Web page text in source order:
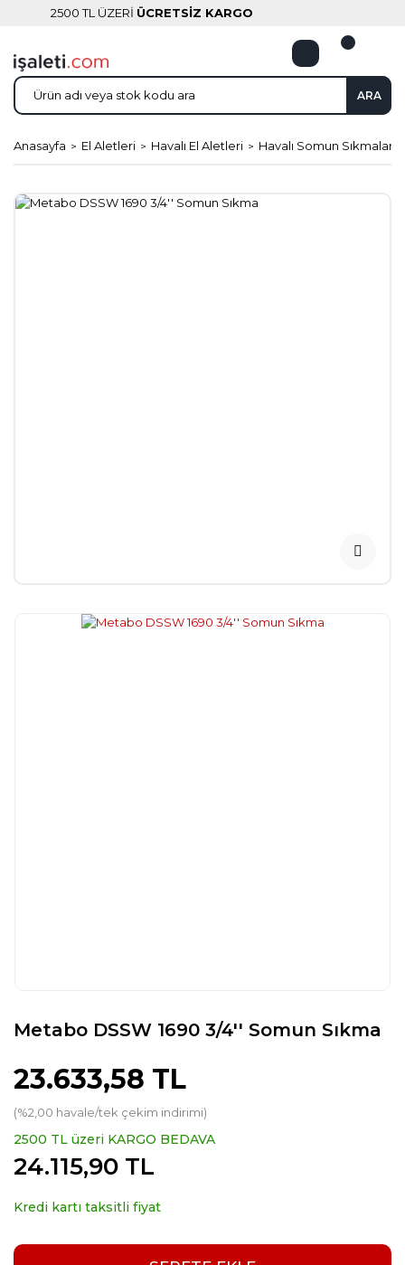
2500 TL ÜZERİ ÜCRETSİZ KARGO
ARA
Anasayfa El Aletleri Havalı El Aletleri Havalı Somun Sıkmalar
Metabo DSSW 1690 3/4'' Somun Sıkma
23.633,58 TL
(%2,00 havale/tek çekim indirimi)
2500 TL üzeri KARGO BEDAVA
24.115,90 TL
Kredi kartı taksitli fiyat